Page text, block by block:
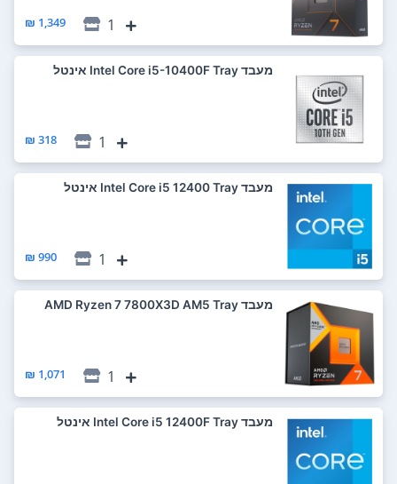
1
1,349 ₪
מעבד Intel Core i5-10400F Tray אינטל
1
318 ₪
מעבד Intel Core i5 12400 Tray אינטל
1
990 ₪
מעבד AMD Ryzen 7 7800X3D AM5 Tray
1
1,071 ₪
מעבד Intel Core i5 12400F Tray אינטל